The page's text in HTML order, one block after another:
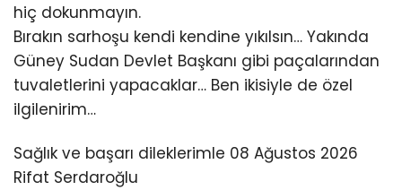
hiç dokunmayın.
Bırakın sarhoşu kendi kendine yıkılsın… Yakında
Güney Sudan Devlet Başkanı gibi paçalarından
tuvaletlerini yapacaklar… Ben ikisiyle de özel
ilgilenirim…
Sağlık ve başarı dileklerimle 08 Ağustos 2026
Rifat Serdaroğlu